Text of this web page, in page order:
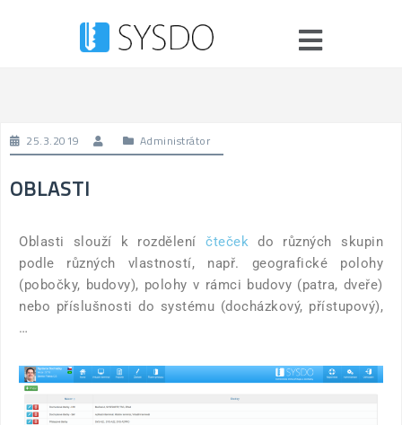
25.3.2019 Administrátor
OBLASTI
Oblasti slouží k rozděleníčteček do různých skupin
podle různých vlastností, např. geografické polohy
(pobočky, budovy), polohy v rámci budovy (patra, dveře)
nebo příslušnosti do systému (docházkový, přístupový),
…